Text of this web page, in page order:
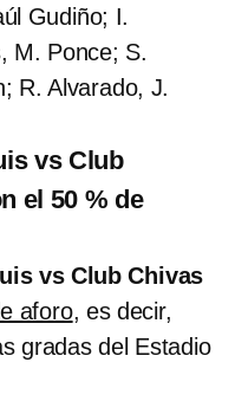
Gudiño; I.
M. Ponce; S.
R. Alvarado, J.
vs Club
el 50 % de
vs Club Chivas
aforo, es decir,
gradas del Estadio